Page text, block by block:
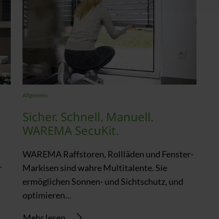
Allgemein
Sicher. Schnell. Manuell.
WAREMA SecuKit.
WAREMA Raffstoren, Rollläden und Fenster-
Markisen sind wahre Multitalente. Sie
ermöglichen Sonnen- und Sichtschutz, und
optimieren…